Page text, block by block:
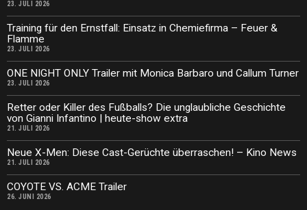
23. JULI 2026
Training für den Ernstfall: Einsatz in Chemiefirma – Feuer &
Flamme
23. JULI 2026
ONE NIGHT ONLY Trailer mit Monica Barbaro und Callum Turner
23. JULI 2026
Retter oder Killer des Fußballs? Die unglaubliche Geschichte
von Gianni Infantino | heute-show extra
21. JULI 2026
Neue X-Men: Diese Cast-Gerüchte überraschen! – Kino News
21. JULI 2026
COYOTE VS. ACME Trailer
26. JUNI 2026